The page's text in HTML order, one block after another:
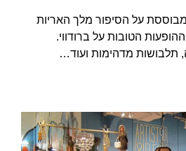
ההופעה The Lion King מבוססת על הסיפור מלך האריות
הטובות על ברודווי.
תלבושות מדהימות ועוד…